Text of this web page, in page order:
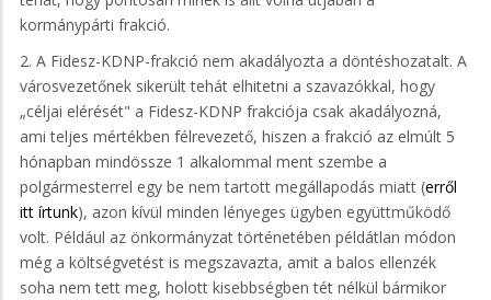
kormánypárti frakció.
2. A Fidesz-KDNP-frakció nem akadályozta a döntéshozatalt. A
városvezetőnek sikerült tehát elhitetni a szavazókkal, hogy
„céljai elérését" a Fidesz-KDNP frakciója csak akadályozná,
ami teljes mértékben félrevezető, hiszen a frakció az elmúlt 5
hónapban mindössze 1 alkalommal ment szembe a
polgármesterrel egy be nem tartott megállapodás miatt (erről
itt írtunk), azon kívül minden lényeges ügyben együttműködő
volt. Például az önkormányzat történetében példátlan módon
még a költségvetést is megszavazta, amit a balos ellenzék
soha nem tett meg, holott kisebbségben tét nélkül bármikor